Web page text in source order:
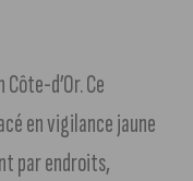
d’Or. Ce
en vigilance jaune
par endroits,